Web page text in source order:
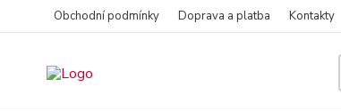
Obchodní podmínky Doprava a platba Kontakty